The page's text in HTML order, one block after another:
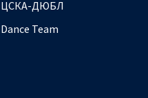
ЦСКА-ДЮБЛ
Dance Team